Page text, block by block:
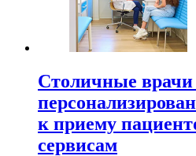
Столичные врачи
к приему
сервисам